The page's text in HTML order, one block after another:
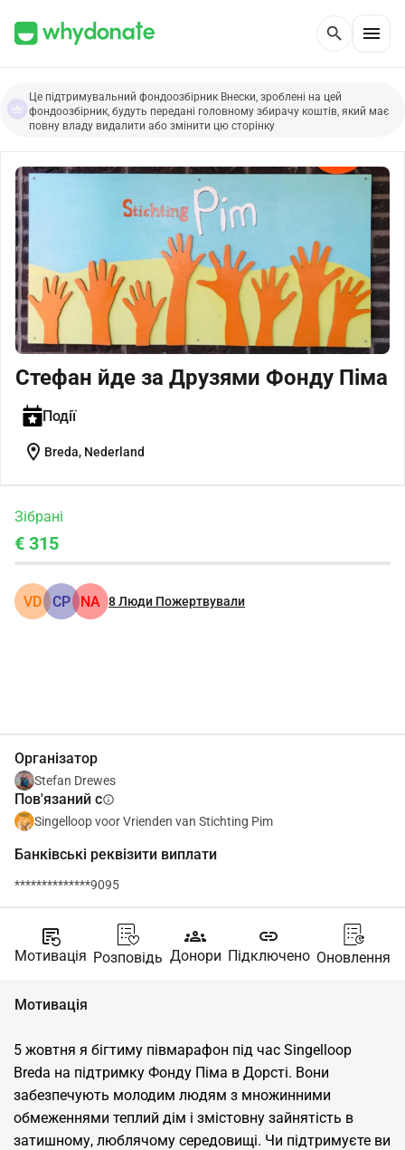
search menu
Це підтримувальний фондоозбірник Внески, зроблені на цей
фондоозбірник, будуть передані головному збирачу коштів, який має
повну владу видалити або змінити цю сторінку
Стефан йде за Друзями Фонду Піма
Події
location_on Breda, Nederland
Зібрані
€ 315
VD CP NA 8Люди Пожертвували
Організатор
Stefan Drewes
Пов'язаний сinfo
Singelloop voor Vrienden van Stichting Pim
Банківські реквізити виплати
**************9095
source_notes
Мотивація Розповідь
groups
Донори
link
Підключено Оновлення
Мотивація
5 жовтня я бігтиму півмарафон під час Singelloop
Breda на підтримку Фонду Піма в Дорсті. Вони
забезпечують молодим людям з множинними
обмеженнями теплий дім і змістовну зайнятість в
затишному, люблячому середовищі. Чи підтримуєте ви